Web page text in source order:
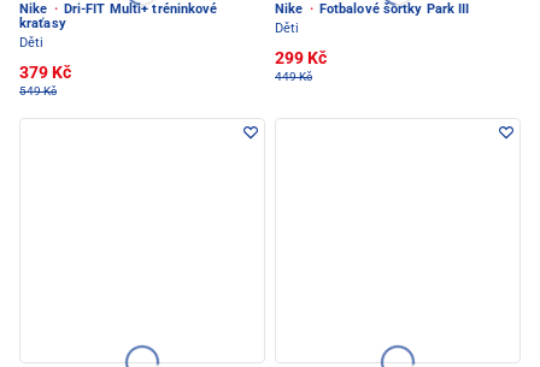
Nike · Dri-FIT Multi+ tréninkové
kraťasy
Děti
379 Kč
549 Kč
Nike · Fotbalové šortky Park III
Děti
299 Kč
449 Kč